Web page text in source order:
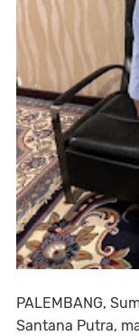
PALEMBANG,
Santana Putra,